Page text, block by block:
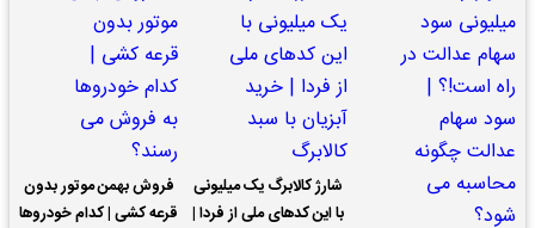
شارژ کالابرگ یک میلیونی
با این کدهای ملی از فردا |
فروش بهمن موتور بدون
قرعه کشی | کدام خودروها